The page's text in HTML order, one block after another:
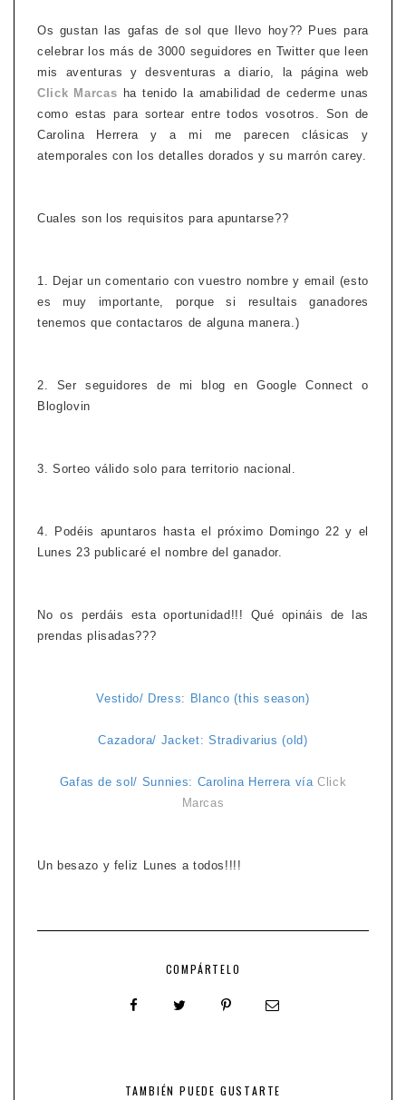
Os gustan las gafas de sol que llevo hoy?? Pues para
celebrar los más de 3000 seguidores en Twitter que leen
mis aventuras y desventuras a diario, la página web
Click Marcas ha tenido la amabilidad de cederme unas
como estas para sortear entre todos vosotros. Son de
Carolina Herrera y a mi me parecen clásicas y
atemporales con los detalles dorados y su marrón carey.
Cuales son los requisitos para apuntarse??
1. Dejar un comentario con vuestro nombre y email (esto
es muy importante, porque si resultais ganadores
tenemos que contactaros de alguna manera.)
2. Ser seguidores de mi blog en Google Connect o
Bloglovin
3. Sorteo válido solo para territorio nacional.
4. Podéis apuntaros hasta el próximo Domingo 22 y el
Lunes 23 publicaré el nombre del ganador.
No os perdáis esta oportunidad!!! Qué opináis de las
prendas plisadas???
Vestido/ Dress: Blanco (this season)
Cazadora/ Jacket: Stradivarius (old)
Gafas de sol/ Sunnies: Carolina Herrera víaClick
Marcas
Un besazo y feliz Lunes a todos!!!!
COMPÁRTELO
TAMBIÉN PUEDE GUSTARTE